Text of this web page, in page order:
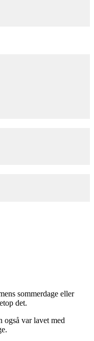
sommerdage eller
det.
også var lavet med